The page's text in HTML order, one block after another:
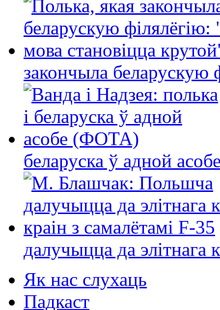
закончыла беларускую
беларуска ў адной
далучыцца да элітнага
Як нас слухаць
Падкаст